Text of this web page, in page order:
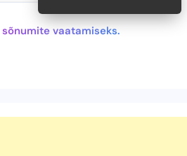
vaatamiseks.